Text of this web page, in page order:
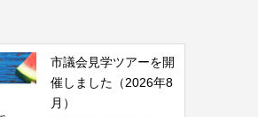
市議会見学ツアーを開
催しました（2026年8
月）